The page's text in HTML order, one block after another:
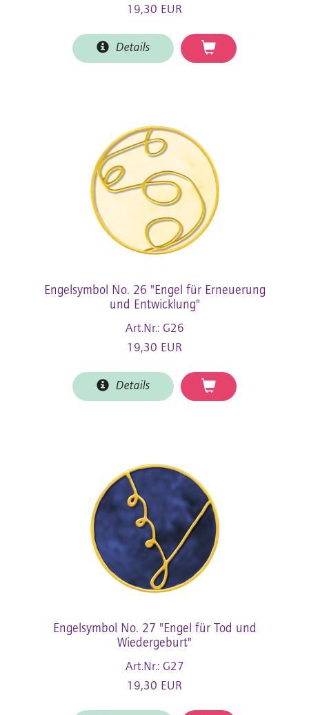
19,30 EUR
Details
Engelsymbol No. 26 "Engel für Erneuerung
und Entwicklung"
Art.Nr.: G26
19,30 EUR
Details
Engelsymbol No. 27 "Engel für Tod und
Wiedergeburt"
Art.Nr.: G27
19,30 EUR